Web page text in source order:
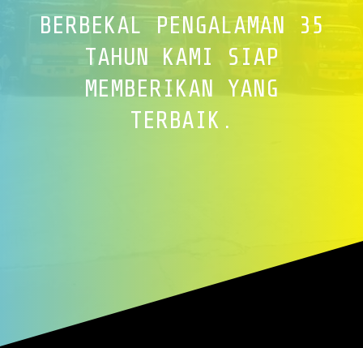
BERBEKAL PENGALAMAN 35
TAHUN KAMI SIAP
MEMBERIKAN YANG
TERBAIK.